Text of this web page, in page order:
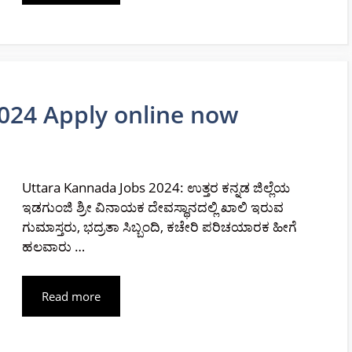
Apply online now
Uttara Kannada Jobs 2024: ಉತ್ತರ ಕನ್ನಡ ಜಿಲ್ಲೆಯ
ಇಡಗುಂಜಿ ಶ್ರೀ ವಿನಾಯಕ ದೇವಸ್ಥಾನದಲ್ಲಿ ಖಾಲಿ ಇರುವ
ಗುಮಾಸ್ತರು, ಭದ್ರತಾ ಸಿಬ್ಬಂದಿ, ಕಚೇರಿ ಪರಿಚಯಾರಕ ಹೀಗೆ
ಹಲವಾರು …
Read more